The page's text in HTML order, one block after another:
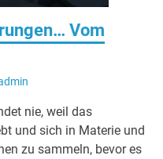
Vom
nie, weil das
und sich in Materie und
zu sammeln, bevor es